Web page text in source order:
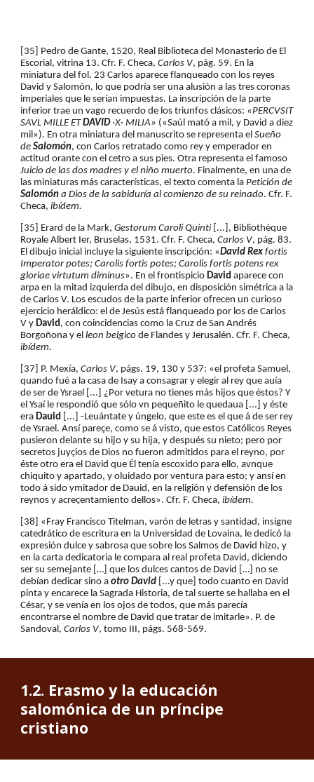
[35] Pedro de Gante, 1520, Real Biblioteca del Monasterio de El
Escorial, vitrina 13. Cfr. F. Checa, Carlos V, pág. 59. En la
miniatura del fol. 23 Carlos aparece flanqueado con los reyes
David y Salomón, lo que podría ser una alusión a las tres coronas
imperiales que le serían impuestas. La inscripción de la parte
inferior trae un vago recuerdo de los triunfos clásicos: «PERCVSIT
SAVL MILLE ET DAVID ·X· MILIA» («Saúl mató a mil, y David a diez
mil»). En otra miniatura del manuscrito se representa el Sueño
de Salomón, con Carlos retratado como rey y emperador en
Juicio de las dos madres y el niño muerto. Finalmente, en una de
las miniaturas más características, el texto comenta la
Salomón a Dios de la sabiduría al comienzo de su reinado. Cfr. F.
Checa, ibídem.
35 Erard de la Mark, Gestorum Caroli Quinti [...], Bibliothèque
Royale Albert Ier, Bruselas, 1531. Cfr. F. Checa, Carlos V, pág. 83.
El dibujo inicial incluye la siguiente inscripción: «David Rex fortis
Imperator potes; Carolis fortis potes; Carolis fortis potens rex
gloriae virtutum diminus». En el frontispicio David aparece con
arpa en la mitad izquierda del dibujo, en disposición simétrica a la
de Carlos V. Los escudos de la parte inferior ofrecen un curioso
ejercicio heráldico: el de Jesús está flanqueado por los de Carlos
V y David, con coincidencias como la Cruz de San Andrés
Borgoñona y el leon belgico
ibídem.
[37] P. Mexía, Carlos V, págs. 19, 130 y 537: «el profeta Samuel,
quando fué a la casa de Isay a consagrar y elegir al rey que auía
de ser de Ysrael [...] ¿Por vetura no tienes más hijos que éstos? Y
el Ysaí le respondió que sólo vn pequeñito le quedaua [...] y éste
era Dauid [...] -Leuántate y úngelo, que este es el que á de ser rey
de Ysrael. Ansí pareçe, como se á visto, que estos Católicos Reyes
pusieron delante su hijo y su hija, y después su nieto; pero por
secretos juyçios de Dios no fueron admitidos para el reyno, por
éste otro era el David que Él tenía escoxido para ello, avnque
chiquito y apartado, y oluidado por ventura para esto; y ansí en
todo á sido ymitador de Dauid, en la religión y defensión de los
reynos y acreçentamiento dellos». Cfr. F. Checa, ibídem.
[38] «Fray Francisco Titelman, varón de letras y santidad, insigne
catedrático de escritura en la Universidad de Lovaina, le dedicó la
expresión dulce y sabrosa que sobre los Salmos de David hizo, y
en la carta dedicatoria le compara al real profeta David, diciendo
ser su semejante […] que los dulces cantos de David […] no se
debían dedicar sino a otro David [...y que] todo cuanto en David
pinta y encarece la Sagrada Historia, de tal suerte se hallaba en el
César, y se venía en los ojos de todos, que más parecía
encontrarse el nombre de David que tratar de imitarle». P. de
Sandoval, Carlos V, tomo III, págs. 568-569.
1.2. Erasmo y la educación
salomónica de un príncipe
cristiano